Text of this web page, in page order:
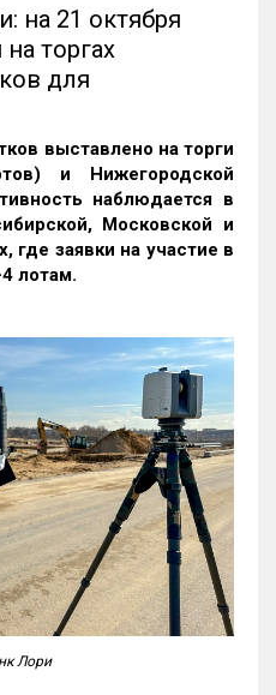
на 21 октября
торгах
для
выставлено на торги
и Нижегородской
наблюдается в
Московской и
где заявки на участие в
лотам.
Лори